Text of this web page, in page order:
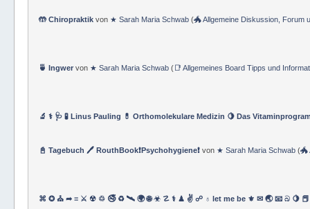
🤲 Chiropraktik von ★ Sarah Maria Schwab (🐲 Allgemeine Diskussion, Forum
🍵 Ingwer von ★ Sarah Maria Schwab (📑 Allgemeines Board Tipps und
🔬 ⚕ 🩺 🧪 Linus Pauling 💊 Orthomolekulare Medizin 🍋 Das
📓 Tagebuch 🖊 RouthBook❗Psychohygiene❗ von ★ Sarah Maria Schwab (🐲
⌘ ✪ ⛪ ➦ ≡ ⚔ ☢ ♲ 🚭 ♻ 🛰 🌍 🌐 ☣ ☡ ⚕ ♟ ✌ ☍ ♁ let me be ⚜ ✉ 🌏 📧 බ 🍋 📕